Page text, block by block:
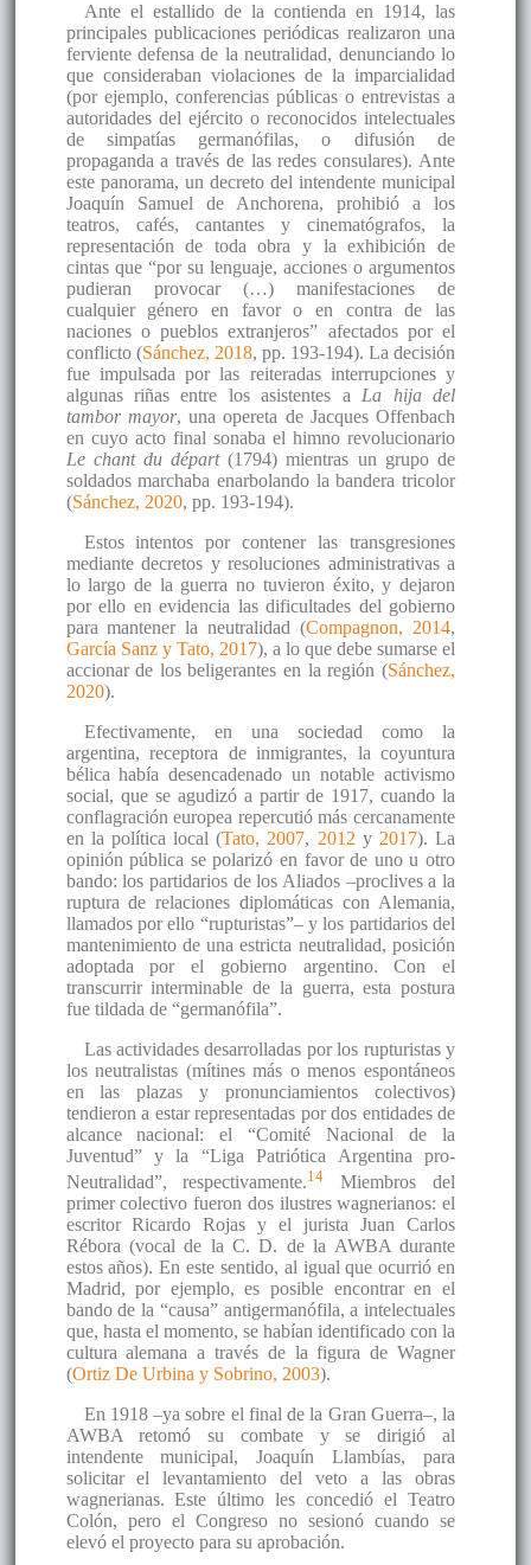
Ante el estallido de la contienda en 1914, las
principales publicaciones periódicas realizaron una
ferviente defensa de la neutralidad, denunciando lo
que consideraban violaciones de la imparcialidad
(por ejemplo, conferencias públicas o entrevistas a
autoridades del ejército o reconocidos intelectuales
de simpatías germanófilas, o difusión de
propaganda a través de las redes consulares). Ante
este panorama, un decreto del intendente municipal
Joaquín Samuel de Anchorena, prohibió a los
teatros, cafés, cantantes y cinematógrafos, la
representación de toda obra y la exhibición de
cintas que “por su lenguaje, acciones o argumentos
pudieran provocar (…) manifestaciones de
cualquier género en favor o en contra de las
naciones o pueblos extranjeros” afectados por el
conflicto (Sánchez, 2018, pp. 193-194). La decisión
fue impulsada por las reiteradas interrupciones y
algunas riñas entre los asistentes a La hija del
tambor mayor, una opereta de Jacques Offenbach
en cuyo acto final sonaba el himno revolucionario
Le chant du départ(1794) mientras un grupo de
soldados marchaba enarbolando la bandera tricolor
(Sánchez, 2020, pp. 193-194).
Estos intentos por contener las transgresiones
mediante decretos y resoluciones administrativas a
lo largo de la guerra no tuvieron éxito, y dejaron
por ello en evidencia las dificultades del gobierno
para mantener la neutralidad (Compagnon, 2014,
García Sanz y Tato, 2017), a lo que debe sumarse el
accionar de los beligerantes en la región (Sánchez,
2020).
Efectivamente, en una sociedad como la
argentina, receptora de inmigrantes, la coyuntura
bélica había desencadenado un notable activismo
social, que se agudizó a partir de 1917, cuando la
conflagración europea repercutió más cercanamente
en la política local (Tato, 2007, 2012 y 2017). La
opinión pública se polarizó en favor de uno u otro
bando: los partidarios de los Aliados –proclives a la
ruptura de relaciones diplomáticas con Alemania,
llamados por ello “rupturistas”– y los partidarios del
mantenimiento de una estricta neutralidad, posición
adoptada por el gobierno argentino. Con el
transcurrir interminable de la guerra, esta postura
fue tildada de “germanófila”.
Las actividades desarrolladas por los rupturistas y
los neutralistas (mítines más o menos espontáneos
en las plazas y pronunciamientos colectivos)
tendieron a estar representadas por dos entidades de
alcance nacional: el “Comité Nacional de la
Juventud” y la “Liga Patriótica Argentina pro-
Neutralidad”, respectivamente.14 Miembros del
primer colectivo fueron dos ilustres wagnerianos: el
escritor Ricardo Rojas y el jurista Juan Carlos
Rébora (vocal de la C. D. de la AWBA durante
estos años). En este sentido, al igual que ocurrió en
Madrid, por ejemplo, es posible encontrar en el
bando de la “causa” antigermanófila, a intelectuales
que, hasta el momento, se habían identificado con la
cultura alemana a través de la figura de Wagner
(Ortiz De Urbina y Sobrino, 2003).
En 1918 –ya sobre el final de la Gran Guerra–, la
AWBA retomó su combate y se dirigió al
intendente municipal, Joaquín Llambías, para
solicitar el levantamiento del veto a las obras
wagnerianas. Este último les concedió el Teatro
Colón, pero el Congreso no sesionó cuando se
elevó el proyecto para su aprobación.